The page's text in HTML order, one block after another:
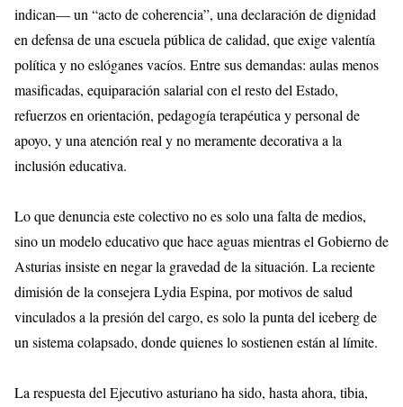
indican— un “acto de coherencia”, una declaración de dignidad
en defensa de una escuela pública de calidad, que exige valentía
política y no eslóganes vacíos. Entre sus demandas: aulas menos
masificadas, equiparación salarial con el resto del Estado,
refuerzos en orientación, pedagogía terapéutica y personal de
apoyo, y una atención real y no meramente decorativa a la
inclusión educativa.
Lo que denuncia este colectivo no es solo una falta de medios,
sino un modelo educativo que hace aguas mientras el Gobierno de
Asturias insiste en negar la gravedad de la situación. La reciente
dimisión de la consejera Lydia Espina, por motivos de salud
vinculados a la presión del cargo, es solo la punta del iceberg de
un sistema colapsado, donde quienes lo sostienen están al límite.
La respuesta del Ejecutivo asturiano ha sido, hasta ahora, tibia,